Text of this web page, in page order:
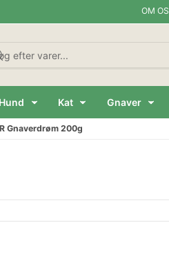
OM OS
Hund Kat Gnaver
Gnaverdrøm 200g